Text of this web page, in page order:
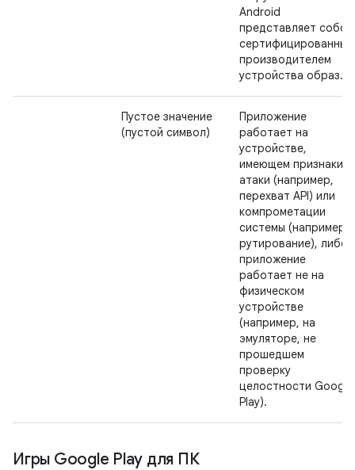
Android
представляет собой
сертифицированный
производителем
устройства образ.
Пустое значение
(пустой символ)
Приложение
работает на
устройстве,
имеющем признаки
атаки (например,
перехват API) или
компрометации
системы (например,
рутирование), либо
приложение
работает не на
физическом
устройстве
(например, на
эмуляторе, не
прошедшем
проверку
целостности Google
Play).
Игры Google Play для ПК